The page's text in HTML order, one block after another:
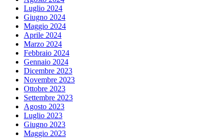
Luglio 2024
Giugno 2024
Maggio 2024
Aprile 2024
Marzo 2024
Febbraio 2024
Gennaio 2024
Dicembre 2023
Novembre 2023
Ottobre 2023
Settembre 2023
Agosto 2023
Luglio 2023
Giugno 2023
Maggio 2023